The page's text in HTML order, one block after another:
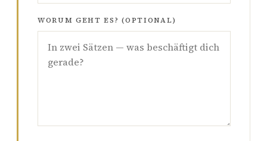
WORUM GEHT ES? (OPTIONAL)